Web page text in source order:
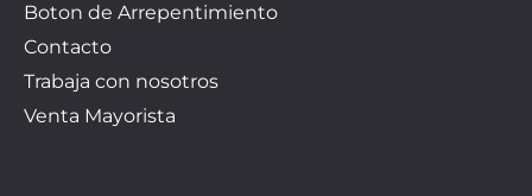
Boton de Arrepentimiento
Contacto
Trabaja con nosotros
Venta Mayorista